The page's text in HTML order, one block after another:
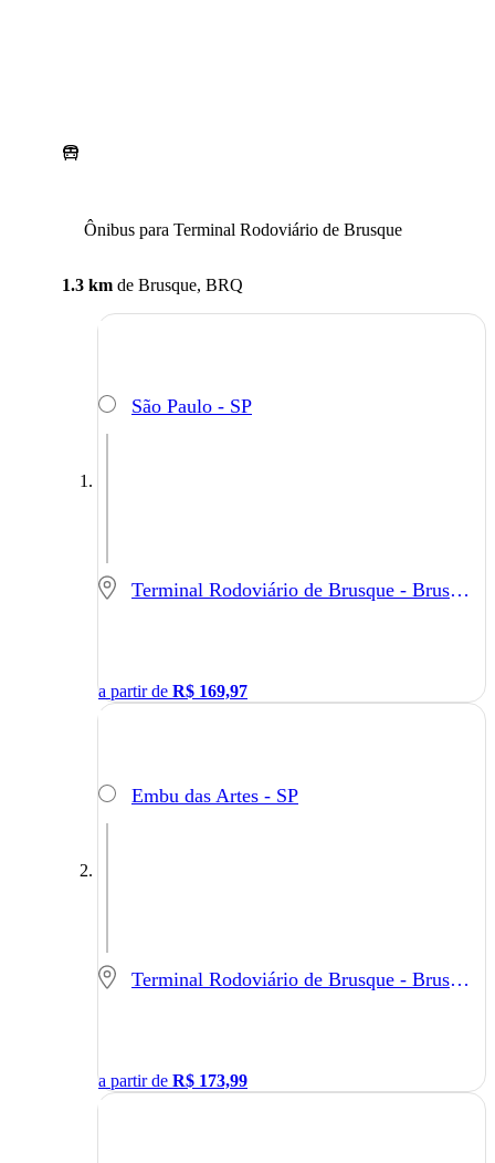
Ônibus para Terminal Rodoviário de Brusque
1.3 km de Brusque, BRQ
São Paulo - SP
Terminal Rodoviário de Brusque - Brusque - SC
a partir de R$ 169,97
Embu das Artes - SP
Terminal Rodoviário de Brusque - Brusque - SC
a partir de R$ 173,99